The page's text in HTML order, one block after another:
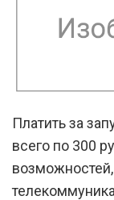
Платить за
всего по 300